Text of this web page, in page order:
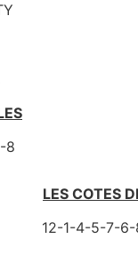
8
LES COTES
4-5-7-6-